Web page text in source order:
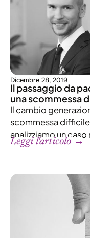
Dicembre 28, 2019
Il passaggio da
una scommessa
Il cambio
scommessa
analizziamo un caso
Leggi l'articolo →